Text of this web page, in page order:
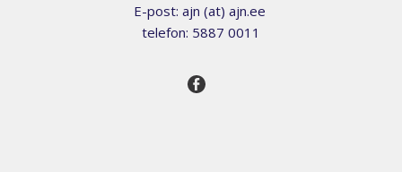
E-post: ajn (at) ajn.ee
telefon: 5887 0011